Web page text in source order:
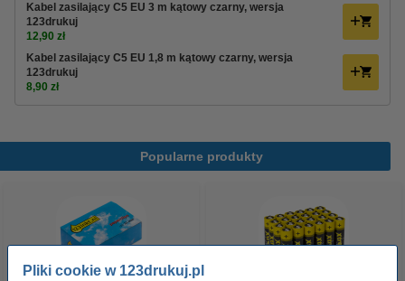
Pliki cookie w 123drukuj.pl
Kabel zasilający C5 EU 3 m kątowy czarny, wersja
123drukuj
12,90 zł
Kabel zasilający C5 EU 1,8 m kątowy czarny, wersja
123drukuj
8,90 zł
Popularne produkty